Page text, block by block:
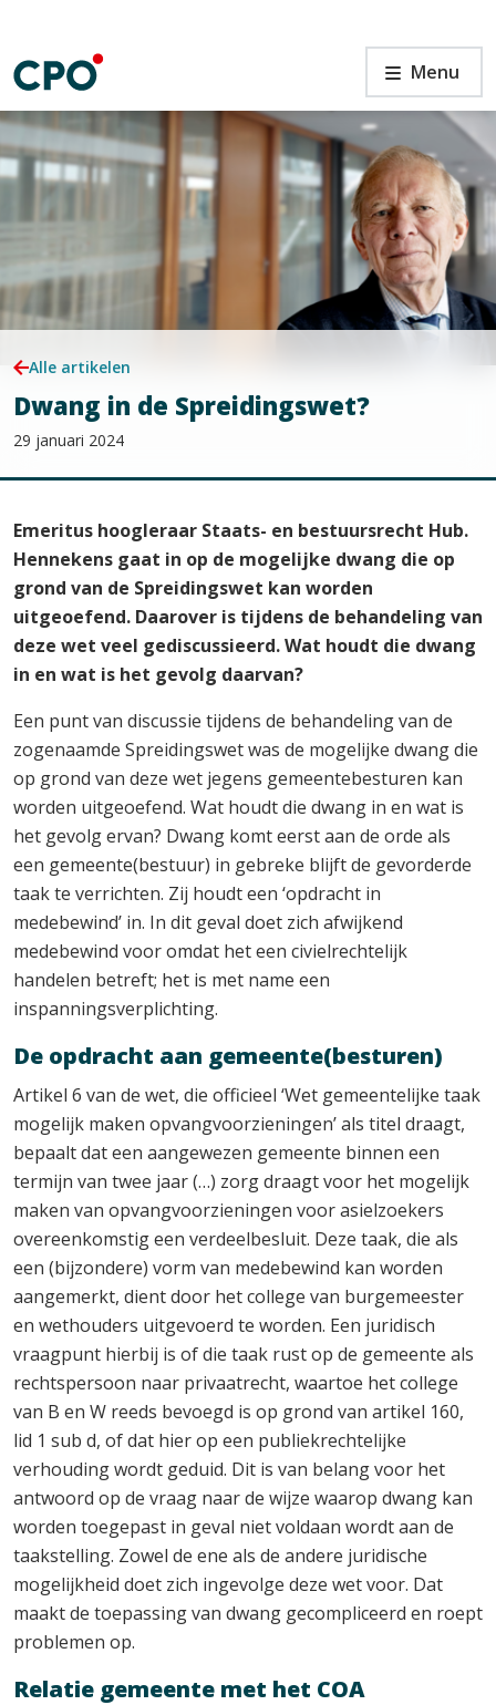
de
inhoud
Dwang
in
de
Spreidingswet?
Menu
Alle artikelen
Dwang in de Spreidingswet?
29 januari 2024
Emeritus hoogleraar Staats- en bestuursrecht Hub.
Hennekens gaat in op de mogelijke dwang die op
grond van de Spreidingswet kan worden
uitgeoefend. Daarover is tijdens de behandeling van
deze wet veel gediscussieerd. Wat houdt die dwang
in en wat is het gevolg daarvan?
Een punt van discussie tijdens de behandeling van de
zogenaamde Spreidingswet was de mogelijke dwang die
op grond van deze wet jegens gemeentebesturen kan
worden uitgeoefend. Wat houdt die dwang in en wat is
het gevolg ervan? Dwang komt eerst aan de orde als
een gemeente(bestuur) in gebreke blijft de gevorderde
taak te verrichten. Zij houdt een ‘opdracht in
medebewind’ in. In dit geval doet zich afwijkend
medebewind voor omdat het een civielrechtelijk
handelen betreft; het is met name een
inspanningsverplichting.
De opdracht aan gemeente(besturen)
Artikel 6 van de wet, die officieel ‘Wet gemeentelijke taak
mogelijk maken opvangvoorzieningen’ als titel draagt,
bepaalt dat een aangewezen gemeente binnen een
termijn van twee jaar (…) zorg draagt voor het mogelijk
maken van opvangvoorzieningen voor asielzoekers
overeenkomstig een verdeelbesluit. Deze taak, die als
een (bijzondere) vorm van medebewind kan worden
aangemerkt, dient door het college van burgemeester
en wethouders uitgevoerd te worden. Een juridisch
vraagpunt hierbij is of die taak rust op de gemeente als
rechtspersoon naar privaatrecht, waartoe het college
van B en W reeds bevoegd is op grond van artikel 160,
lid 1 sub d, of dat hier op een publiekrechtelijke
verhouding wordt geduid. Dit is van belang voor het
antwoord op de vraag naar de wijze waarop dwang kan
worden toegepast in geval niet voldaan wordt aan de
taakstelling. Zowel de ene als de andere juridische
mogelijkheid doet zich ingevolge deze wet voor. Dat
maakt de toepassing van dwang gecompliceerd en roept
problemen op.
Relatie gemeente met het COA